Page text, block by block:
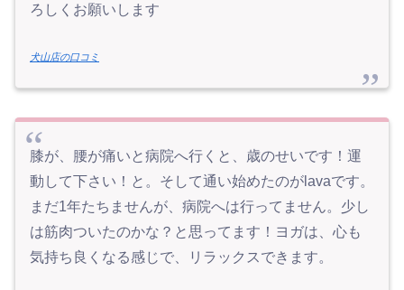
ろしくお願いします
犬山店の口コミ
膝が、腰が痛いと病院へ行くと、歳のせいです！運
動して下さい！と。そして通い始めたのがlavaです。
まだ1年たちませんが、病院へは行ってません。少し
は筋肉ついたのかな？と思ってます！ヨガは、心も
気持ち良くなる感じで、リラックスできます。